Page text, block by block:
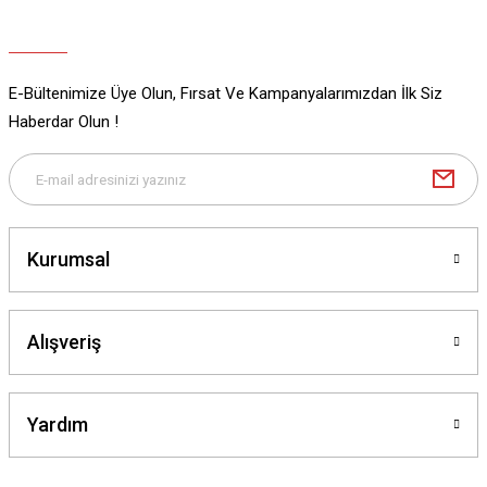
E-Bültenimize Üye Olun, Fırsat Ve Kampanyalarımızdan İlk Siz
Haberdar Olun !
Kurumsal
Alışveriş
Yardım